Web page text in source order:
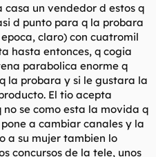
casa un vendedor d estos q
d punto para q la probara
claro) con cuatromil
hasta entonces, q cogia
parabolica enorme q
la probara y si le gustara la
El tio acepta
no se como esta la movida q
a cambiar canales y la
a su mujer tambien lo
concursos de la tele, unos